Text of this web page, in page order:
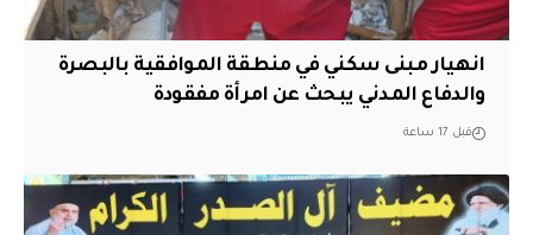
انهيار مبنى سكني في منطقة الموافقية بالبصرة
والدفاع المدني يبحث عن امرأة مفقودة
قبل 17 ساعة